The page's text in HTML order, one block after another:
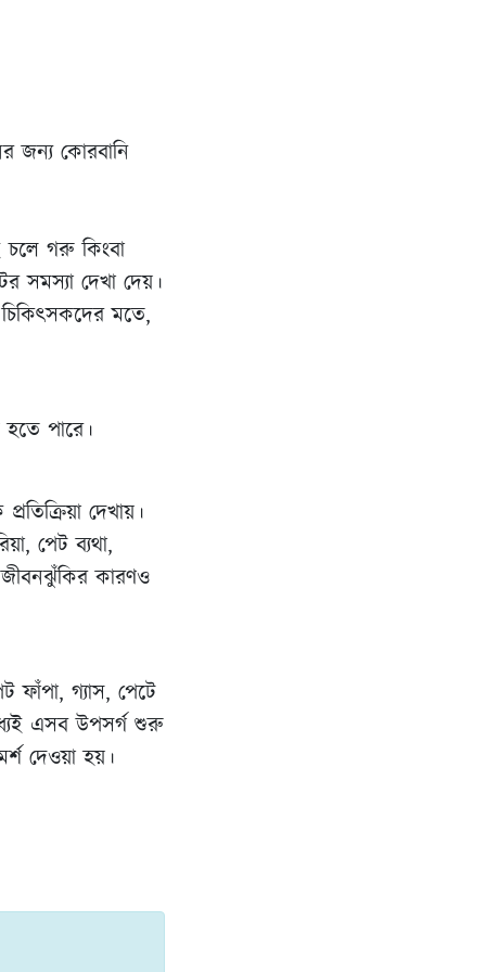
জন্য কোরবানি
চলে গরু কিংবা
সমস্যা দেখা দেয়।
মতে,
হতে পারে।
দেখায়।
পেট ব্যথা,
জীবনঝুঁকির কারণও
ফাঁপা, গ্যাস, পেটে
এসব উপসর্গ শুরু
দেওয়া হয়।